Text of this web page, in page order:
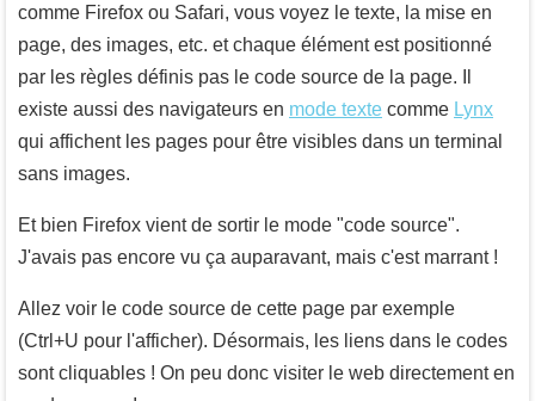
comme Firefox ou Safari, vous voyez le texte, la mise en
page, des images, etc. et chaque élément est positionné
par les règles définis pas le code source de la page. Il
existe aussi des navigateurs en mode texte comme Lynx
qui affichent les pages pour être visibles dans un terminal
sans images.
Et bien Firefox vient de sortir le mode "code source".
J'avais pas encore vu ça auparavant, mais c'est marrant !
Allez voir le code source de cette page par exemple
(Ctrl +U pour l'afficher). Désormais, les liens dans le codes
sont cliquables ! On peu donc visiter le web directement en